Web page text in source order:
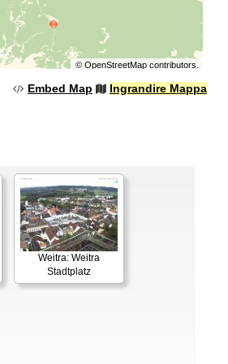
© OpenStreetMapcontributors.
Embed Map Ingrandire Mappa
Weitra: Weitra
Stadtplatz